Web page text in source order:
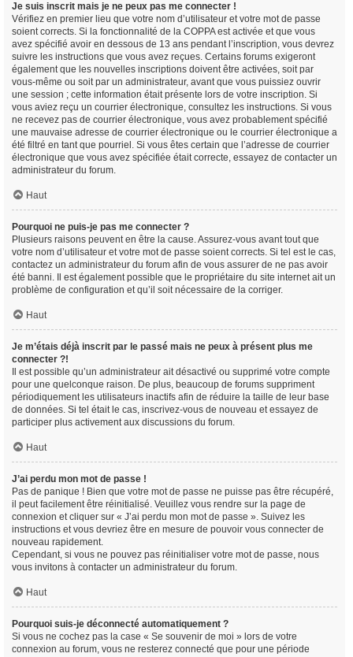
Je suis inscrit mais je ne peux pas me connecter !
Vérifiez en premier lieu que votre nom d’utilisateur et votre mot de passe
soient corrects. Si la fonctionnalité de la COPPA est activée et que vous
avez spécifié avoir en dessous de 13 ans pendant l’inscription, vous devrez
suivre les instructions que vous avez reçues. Certains forums exigeront
également que les nouvelles inscriptions doivent être activées, soit par
vous-même ou soit par un administrateur, avant que vous puissiez ouvrir
une session ; cette information était présente lors de votre inscription. Si
vous aviez reçu un courrier électronique, consultez les instructions. Si vous
ne recevez pas de courrier électronique, vous avez probablement spécifié
une mauvaise adresse de courrier électronique ou le courrier électronique a
été filtré en tant que pourriel. Si vous êtes certain que l’adresse de courrier
électronique que vous avez spécifiée était correcte, essayez de contacter un
administrateur du forum.
Haut
Pourquoi ne puis-je pas me connecter ?
Plusieurs raisons peuvent en être la cause. Assurez-vous avant tout que
votre nom d’utilisateur et votre mot de passe soient corrects. Si tel est le cas,
contactez un administrateur du forum afin de vous assurer de ne pas avoir
été banni. Il est également possible que le propriétaire du site internet ait un
problème de configuration et qu’il soit nécessaire de la corriger.
Haut
Je m’étais déjà inscrit par le passé mais ne peux à présent plus me
connecter ?!
Il est possible qu’un administrateur ait désactivé ou supprimé votre compte
pour une quelconque raison. De plus, beaucoup de forums suppriment
périodiquement les utilisateurs inactifs afin de réduire la taille de leur base
de données. Si tel était le cas, inscrivez-vous de nouveau et essayez de
participer plus activement aux discussions du forum.
Haut
J’ai perdu mon mot de passe !
Pas de panique ! Bien que votre mot de passe ne puisse pas être récupéré,
il peut facilement être réinitialisé. Veuillez vous rendre sur la page de
connexion et cliquer sur « J’ai perdu mon mot de passe ». Suivez les
instructions et vous devriez être en mesure de pouvoir vous connecter de
nouveau rapidement.
Cependant, si vous ne pouvez pas réinitialiser votre mot de passe, nous
vous invitons à contacter un administrateur du forum.
Haut
Pourquoi suis-je déconnecté automatiquement ?
Si vous ne cochez pas la case « Se souvenir de moi » lors de votre
connexion au forum, vous ne resterez connecté que pour une période